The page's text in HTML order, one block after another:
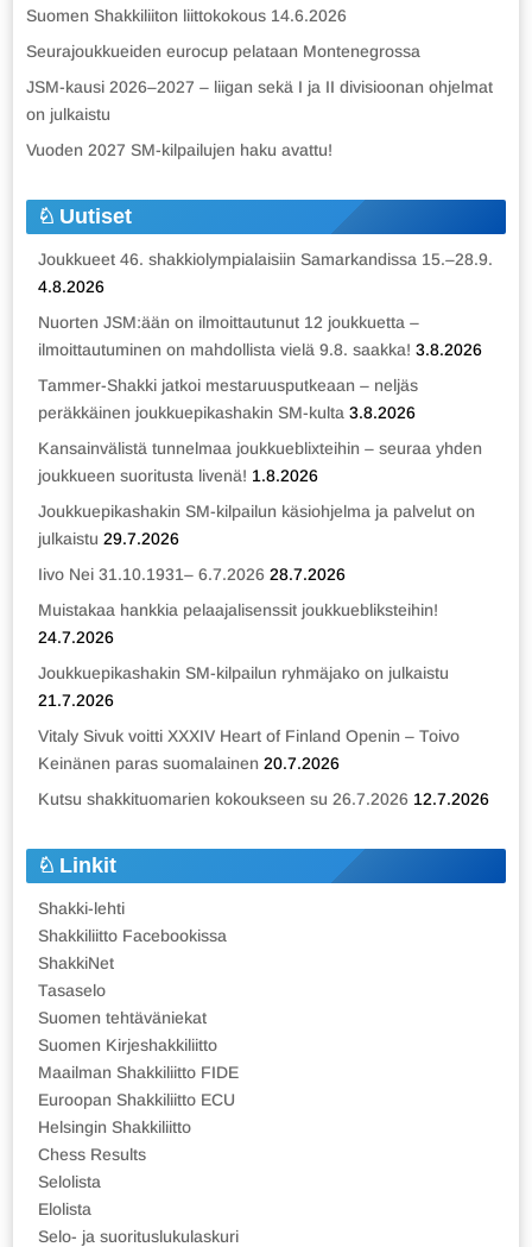
Suomen Shakkiliiton liittokokous 14.6.2026
Seurajoukkueiden eurocup pelataan Montenegrossa
JSM-kausi 2026–2027 – liigan sekä I ja II divisioonan ohjelmat
on julkaistu
Vuoden 2027 SM-kilpailujen haku avattu!
Uutiset
Joukkueet 46. shakkiolympialaisiin Samarkandissa 15.–28.9.
4.8.2026
Nuorten JSM:ään on ilmoittautunut 12 joukkuetta –
ilmoittautuminen on mahdollista vielä 9.8. saakka! 3.8.2026
Tammer-Shakki jatkoi mestaruusputkeaan – neljäs
peräkkäinen joukkuepikashakin SM-kulta 3.8.2026
Kansainvälistä tunnelmaa joukkueblixteihin – seuraa yhden
joukkueen suoritusta livenä! 1.8.2026
Joukkuepikashakin SM-kilpailun käsiohjelma ja palvelut on
julkaistu 29.7.2026
Iivo Nei 31.10.1931– 6.7.2026 28.7.2026
Muistakaa hankkia pelaajalisenssit joukkuebliksteihin!
24.7.2026
Joukkuepikashakin SM-kilpailun ryhmäjako on julkaistu
21.7.2026
Vitaly Sivuk voitti XXXIV Heart of Finland Openin – Toivo
Keinänen paras suomalainen 20.7.2026
Kutsu shakkituomarien kokoukseen su 26.7.2026 12.7.2026
Linkit
Shakki-lehti
Shakkiliitto Facebookissa
ShakkiNet
Tasaselo
Suomen tehtäväniekat
Suomen Kirjeshakkiliitto
Maailman Shakkiliitto FIDE
Euroopan Shakkiliitto ECU
Helsingin Shakkiliitto
Chess Results
Selolista
Elolista
Selo- ja suorituslukulaskuri